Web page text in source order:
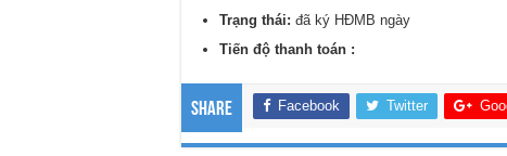
Trạng thái: đã ký HĐMB ngày
Tiến độ thanh toán :
Share Facebook Twitter